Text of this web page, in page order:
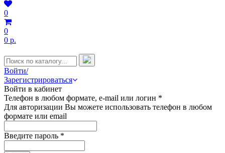
0
0
0 р.
Войти/
Зарегистрироваться
Войти в кабинет
Телефон в любом формате, e-mail или логин *
Для авторизации Вы можете использовать телефон в любом
формате или email
Введите пароль *